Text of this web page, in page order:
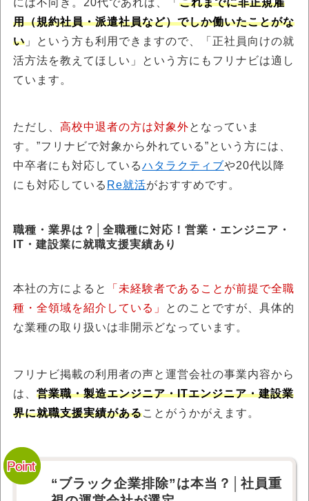
には不向き。20代であれば、「 これまでに非正規雇
用（規約社員・派遣社員など）でしか働いたことがな
い 」という方も利用できますので、「正社員向けの就
活方法を教えてほしい」という方にもフリナビは適し
ています。
ただし、 高校中退者の方は対象外となっていま
す。”フリナビで対象から外れている”という方には、
中卒者にも対応しているハタラクティブや20代以降
にも対応している Re就活がおすすめです。
職種・業界は？│全職種に対応！営業・エンジニア・
IT・建設業に就職支援実績あり
本社の方によると
「未経験者であることが前提で全職
種・全領域を紹介している」
とのことですが、具体的
な業種の取り扱いは非開示どなっています。
フリナビ掲載の利用者の声と運営会社の事業内容から
は、 営業職・製造エンジニア・ITエンジニア・建設業
界に就職支援実績があることがうかがえます。
“ブラック企業排除”は本当？│社員重